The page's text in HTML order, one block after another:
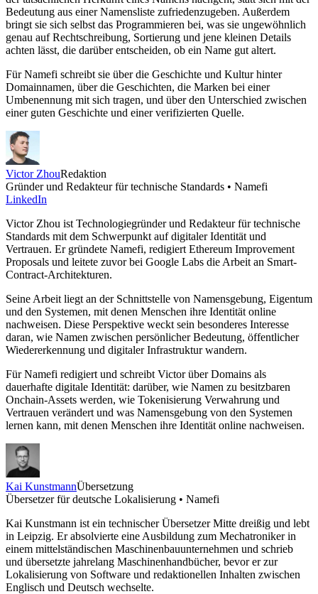
Bedeutung aus einer Namensliste zufriedenzugeben. Außerdem
bringt sie sich selbst das Programmieren bei, was sie ungewöhnlich
genau auf Rechtschreibung, Sortierung und jene kleinen Details
achten lässt, die darüber entscheiden, ob ein Name gut altert.
Für Namefi schreibt sie über die Geschichte und Kultur hinter
Domainnamen, über die Geschichten, die Marken bei einer
Umbenennung mit sich tragen, und über den Unterschied zwischen
einer guten Geschichte und einer verifizierten Quelle.
Victor ZhouRedaktion
Gründer und Redakteur für technische Standards • Namefi
LinkedIn
Victor Zhou ist Technologiegründer und Redakteur für technische
Standards mit dem Schwerpunkt auf digitaler Identität und
Vertrauen. Er gründete Namefi, redigiert Ethereum Improvement
Proposals und leitete zuvor bei Google Labs die Arbeit an Smart-
Contract-Architekturen.
Seine Arbeit liegt an der Schnittstelle von Namensgebung, Eigentum
und den Systemen, mit denen Menschen ihre Identität online
nachweisen. Diese Perspektive weckt sein besonderes Interesse
daran, wie Namen zwischen persönlicher Bedeutung, öffentlicher
Wiedererkennung und digitaler Infrastruktur wandern.
Für Namefi redigiert und schreibt Victor über Domains als
dauerhafte digitale Identität: darüber, wie Namen zu besitzbaren
Onchain-Assets werden, wie Tokenisierung Verwahrung und
Vertrauen verändert und was Namensgebung von den Systemen
lernen kann, mit denen Menschen ihre Identität online nachweisen.
Kai KunstmannÜbersetzung
Übersetzer für deutsche Lokalisierung • Namefi
Kai Kunstmann ist ein technischer Übersetzer Mitte dreißig und lebt
in Leipzig. Er absolvierte eine Ausbildung zum Mechatroniker in
einem mittelständischen Maschinenbauunternehmen und schrieb
und übersetzte jahrelang Maschinenhandbücher, bevor er zur
Lokalisierung von Software und redaktionellen Inhalten zwischen
Englisch und Deutsch wechselte.